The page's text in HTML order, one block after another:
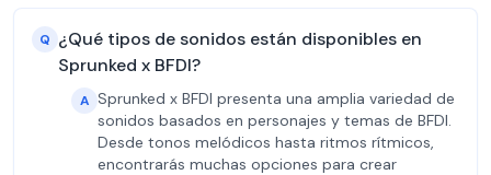
Q ¿Qué tipos de sonidos están disponibles en
Sprunked x BFDI?
A Sprunked x BFDI presenta una amplia variedad de
sonidos basados en personajes y temas de BFDI.
Desde tonos melódicos hasta ritmos rítmicos,
encontrarás muchas opciones para crear